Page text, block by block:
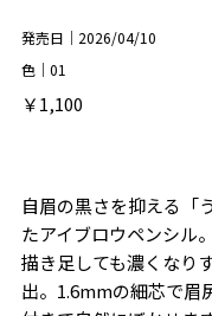
発売日｜2026/04/10
色｜01
￥1,100
自眉の黒さを抑える「
たアイブロウペンシル
描き足しても濃くなり
出。1.6mmの細芯で眉